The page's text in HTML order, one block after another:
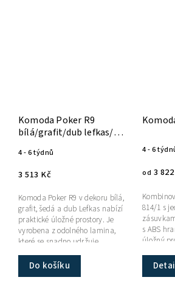
Komoda Poker R9
bílá/grafit/dub lefkas/
4 - 6 týdnů
3 513 Kč
Do košíku
Komoda Poker R9 v dekoru bílá,
grafit, šedá a dub Lefkas nabízí
praktické úložné prostory. Je
vyrobena z odolného lamina,
které se snadno udržuje.
4 - 6
od 3
814/1 s
s ABS
úložný